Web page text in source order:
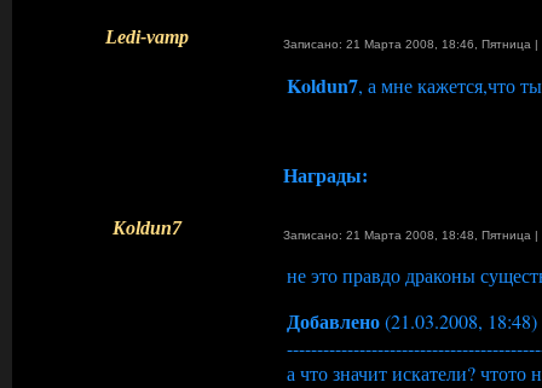
Ledi-vamp Записано: 21 Марта 2008, 18:46, Пятница |
Koldun7, а мне кажется,что
Награды:
Koldun7 Записано: 21 Марта 2008, 18:48, Пятница |
не это правдо драконы
Добавлено(21.03.2008, 18:48)
а что значит искатели? чтото